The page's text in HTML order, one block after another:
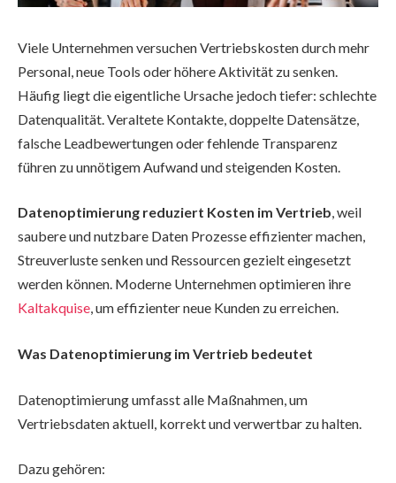
Viele Unternehmen versuchen Vertriebskosten durch mehr
Personal, neue Tools oder höhere Aktivität zu senken.
Häufig liegt die eigentliche Ursache jedoch tiefer: schlechte
Datenqualität. Veraltete Kontakte, doppelte Datensätze,
falsche Leadbewertungen oder fehlende Transparenz
führen zu unnötigem Aufwand und steigenden Kosten.
Datenoptimierung reduziert Kosten im Vertrieb, weil
saubere und nutzbare Daten Prozesse effizienter machen,
Streuverluste senken und Ressourcen gezielt eingesetzt
werden können. Moderne Unternehmen optimieren ihre
Kaltakquise, um effizienter neue Kunden zu erreichen.
Was Datenoptimierung im Vertrieb bedeutet
Datenoptimierung umfasst alle Maßnahmen, um
Vertriebsdaten aktuell, korrekt und verwertbar zu halten.
Dazu gehören: